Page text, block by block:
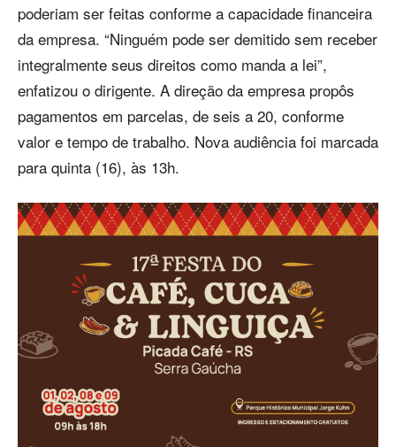
poderiam ser feitas conforme a capacidade financeira
da empresa. “Ninguém pode ser demitido sem receber
integralmente seus direitos como manda a lei”,
enfatizou o dirigente. A direção da empresa propôs
pagamentos em parcelas, de seis a 20, conforme
valor e tempo de trabalho. Nova audiência foi marcada
para quinta (16), às 13h.